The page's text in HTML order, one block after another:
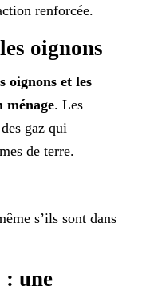
renforcée.
oignons
oignons et les
ménage. Les
gaz qui
de terre.
s’ils sont dans
: une